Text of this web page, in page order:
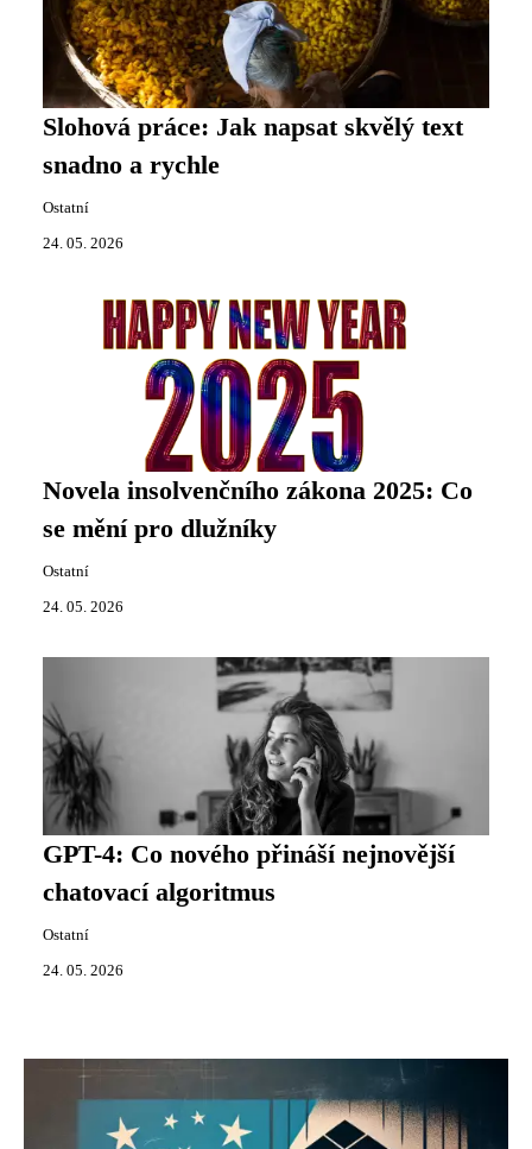
Slohová práce: Jak napsat skvělý text
snadno a rychle
Ostatní
24. 05. 2026
Novela insolvenčního zákona 2025: Co
se mění pro dlužníky
Ostatní
24. 05. 2026
GPT-4: Co nového přináší nejnovější
chatovací algoritmus
Ostatní
24. 05. 2026